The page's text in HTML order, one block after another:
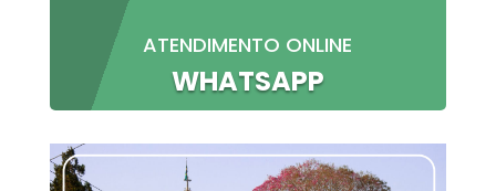
ATENDIMENTO ONLINE
WHATSAPP